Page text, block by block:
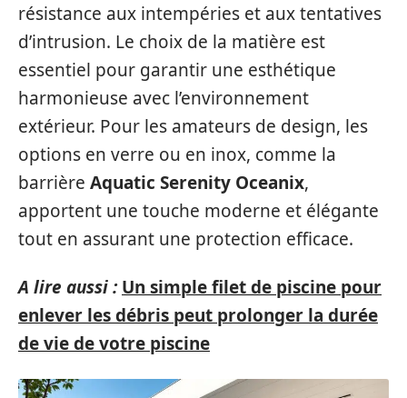
résistance aux intempéries et aux tentatives
d’intrusion. Le choix de la matière est
essentiel pour garantir une esthétique
harmonieuse avec l’environnement
extérieur. Pour les amateurs de design, les
options en verre ou en inox, comme la
barrière Aquatic Serenity Oceanix,
apportent une touche moderne et élégante
tout en assurant une protection efficace.
A lire aussi : Un simple filet de piscine pour
enlever les débris peut prolonger la durée
de vie de votre piscine